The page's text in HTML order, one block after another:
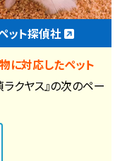
ット探偵社
に対応したペット
クヤス』の次のペー